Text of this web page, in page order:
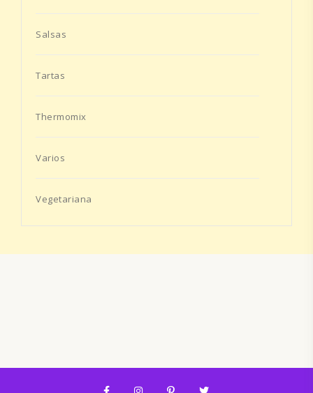
Salsas
Tartas
Thermomix
Varios
Vegetariana